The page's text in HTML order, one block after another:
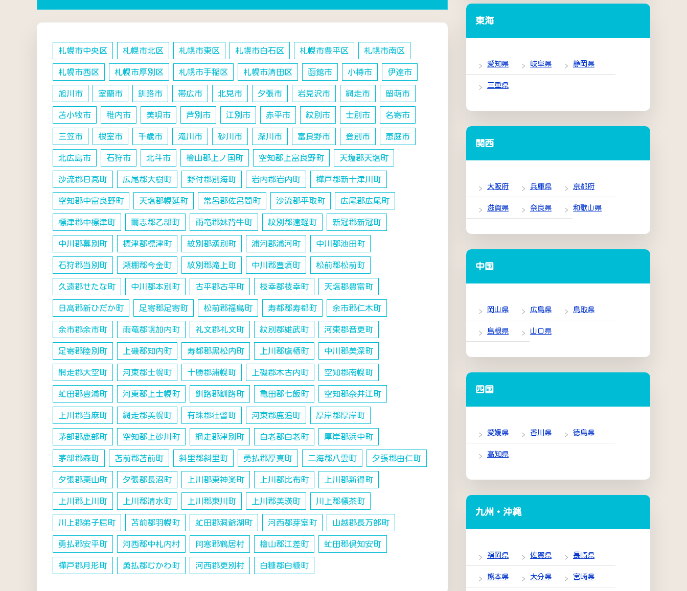
札幌市中央区 札幌市北区 札幌市東区 札幌市白石区 札幌市豊平区 札幌市南区
札幌市西区 札幌市厚別区 札幌市手稲区 札幌市清田区 函館市 小樽市 伊達市
旭川市 室蘭市 釧路市 帯広市 北見市 夕張市 岩見沢市 網走市 留萌市
苫小牧市 稚内市 美唄市 芦別市 江別市 赤平市 紋別市 士別市 名寄市
三笠市 根室市 千歳市 滝川市 砂川市 深川市 富良野市 登別市 恵庭市
北広島市 石狩市 北斗市 檜山郡上ノ国町 空知郡上富良野町 天塩郡天塩町
沙流郡日高町 広尾郡大樹町 野付郡別海町 岩内郡岩内町 樺戸郡新十津川町
空知郡中富良野町 天塩郡幌延町 常呂郡佐呂間町 沙流郡平取町 広尾郡広尾町
標津郡中標津町 爾志郡乙部町 雨竜郡妹背牛町 紋別郡遠軽町 新冠郡新冠町
中川郡幕別町 標津郡標津町 紋別郡湧別町 浦河郡浦河町 中川郡池田町
石狩郡当別町 瀬棚郡今金町 紋別郡滝上町 中川郡豊頃町 松前郡松前町
久遠郡せたな町 中川郡本別町 古平郡古平町 枝幸郡枝幸町 天塩郡豊富町
日高郡新ひだか町 足寄郡足寄町 松前郡福島町 寿都郡寿都町 余市郡仁木町
余市郡余市町 雨竜郡幌加内町 礼文郡礼文町 紋別郡雄武町 河東郡音更町
足寄郡陸別町 上磯郡知内町 寿都郡黒松内町 上川郡鷹栖町 中川郡美深町
網走郡大空町 河東郡士幌町 十勝郡浦幌町 上磯郡木古内町 空知郡南幌町
虻田郡豊浦町 河東郡上士幌町 釧路郡釧路町 亀田郡七飯町 空知郡奈井江町
上川郡当麻町 網走郡美幌町 有珠郡壮瞥町 河東郡鹿追町 厚岸郡厚岸町
茅部郡鹿部町 空知郡上砂川町 網走郡津別町 白老郡白老町 厚岸郡浜中町
茅部郡森町 苫前郡苫前町 斜里郡斜里町 勇払郡厚真町 二海郡八雲町 夕張郡由仁町
夕張郡栗山町 夕張郡長沼町 上川郡東神楽町 上川郡比布町 上川郡新得町
上川郡上川町 上川郡清水町 上川郡東川町 上川郡美瑛町 川上郡標茶町
川上郡弟子屈町 苫前郡羽幌町 虻田郡洞爺湖町 河西郡芽室町 山越郡長万部町
勇払郡安平町 河西郡中札内村 阿寒郡鶴居村 檜山郡江差町 虻田郡倶知安町
樺戸郡月形町 勇払郡むかわ町 河西郡更別村 白糠郡白糠町
東海
愛知県 岐阜県 静岡県
三重県
関西
大阪府 兵庫県 京都府
滋賀県 奈良県 和歌山県
中国
岡山県 広島県 鳥取県
島根県 山口県
四国
愛媛県 香川県 徳島県
高知県
九州・沖縄
福岡県 佐賀県 長崎県
熊本県 大分県 宮崎県